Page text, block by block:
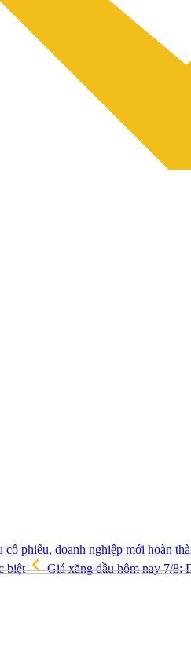
phiếu, doanh nghiệp mới hoàn
biệt
Giá xăng dầu hôm nay 7/8: